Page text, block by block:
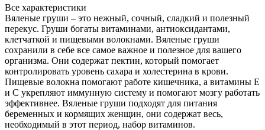
Все характеристики
Вяленые груши – это нежный, сочный, сладкий и полезный
перекус. Груши богаты витаминами, антиоксидантами,
клетчаткой и пищевыми волокнами. Вяленые груши
сохранили в себе все самое важное и полезное для вашего
организма. Они содержат пектин, который помогает
контролировать уровень сахара и холестерина в крови.
Пищевые волокна помогают работе кишечника, а витамины Е
и С укрепляют иммунную систему и помогают мозгу работать
эффективнее. Вяленые груши подходят для питания
беременных и кормящих женщин, они содержат весь,
необходимый в этот период, набор витаминов.